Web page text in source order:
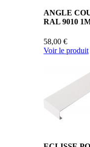
ANGLE
RAL 9010
58,00 €
Voir le produit